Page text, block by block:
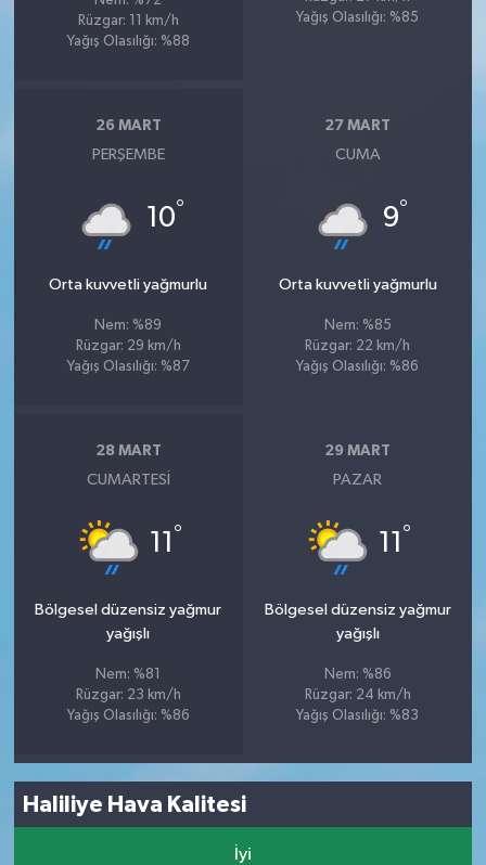
Rüzgar: 11 km/h
Yağış Olasılığı: %88
Yağış Olasılığı: %85
26 MART
PERŞEMBE
10°
Orta kuvvetli yağmurlu
Nem: %89
Rüzgar: 29 km/h
Yağış Olasılığı: %87
27 MART
CUMA
9°
Orta kuvvetli yağmurlu
Nem: %85
Rüzgar: 22 km/h
Yağış Olasılığı: %86
28 MART
CUMARTESI
11 °
Bölgesel düzensiz yağmur
yağışlı
Nem: %81
Rüzgar: 23 km/h
Yağış Olasılığı: %86
29 MART
PAZAR
11 °
Bölgesel düzensiz yağmur
yağışlı
Nem: %86
Rüzgar: 24 km/h
Yağış Olasılığı: %83
Haliliye Hava Kalitesi
İyi